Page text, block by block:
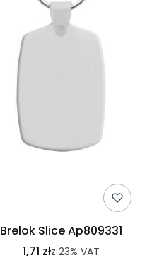
Brelok Slice Ap809331
1,71 złz23% VAT